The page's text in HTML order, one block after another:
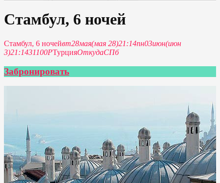
Стамбул, 6 ночей
Стамбул, 6 ночейвт28мая(мая 28)21:14пн03июн(июн
3)21:1431100РТурцияОткудаСПб
Забронировать